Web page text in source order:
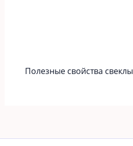
Полезные свойства свеклы